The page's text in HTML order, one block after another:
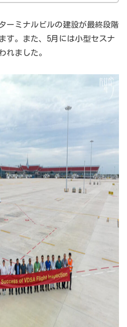
ーミナルビルの建設が最終段階
す。また、5月には小型セスナ
れました。